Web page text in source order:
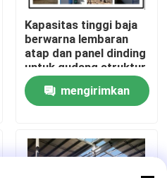
Kapasitas tinggi baja
berwarna lembaran
atap dan panel dinding
untuk gudang struktur
baja
mengirimkan